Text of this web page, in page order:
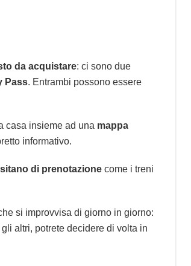
da acquistare: ci sono due
Pass. Entrambi possono essere
casa insieme ad una mappa
informativo.
di prenotazionecome i treni
si improvvisa di giorno in giorno:
altri, potrete decidere di volta in